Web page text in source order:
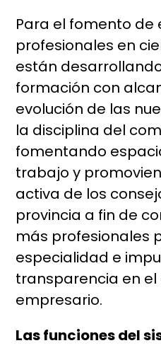
Para el fomento de
profesionales en
están
formación con
evolución de las
la disciplina del
fomentando
trabajo y
activa de los
provincia a fin de
más profesionales
especialidad e
transparencia en
empresario.
Las funciones del